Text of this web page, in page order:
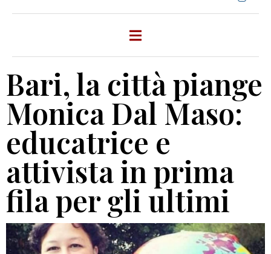
Bari, la città piange
Monica Dal Maso:
educatrice e
attivista in prima
fila per gli ultimi